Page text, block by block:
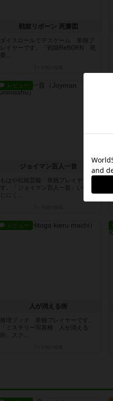
戦獄リボーン 死賽図
ダイスロールでデスゲーム 単独プ
レイヤーです。「戦獄ReBORN 死
賽...
レビュー
ジョイマン百人一首
もはや伝統芸能 単独プレイヤーで
す。「ジョイマン百人一首」いい感
じにく...
レビュー
人が消える街
推理ブック 単独プレイヤーです。
「ミステリー写真種 人が消える
街」スク...